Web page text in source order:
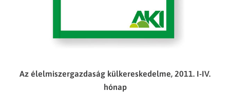
Az élelmiszergazdaság külkereskedelme, 2011. I-IV.
hónap